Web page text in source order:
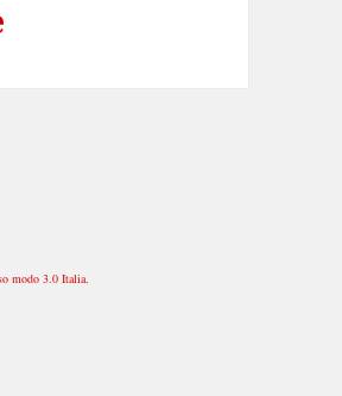
modo 3.0 Italia.